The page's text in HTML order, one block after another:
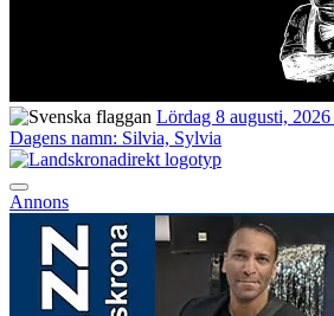
Lördag 8 augusti, 2026
Dagens namn: Silvia, Sylvia
Annons